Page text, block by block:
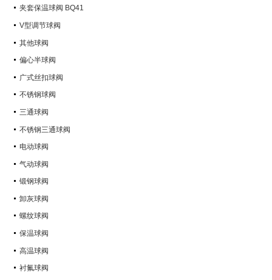
Q347Y,Q347F
夹套保温球阀 BQ41
V型调节球阀
其他球阀
偏心半球阀
广式丝扣球阀
不锈钢球阀
三通球阀
不锈钢三通球阀
电动球阀
气动球阀
锻钢球阀
卸灰球阀
螺纹球阀
保温球阀
高温球阀
衬氟球阀